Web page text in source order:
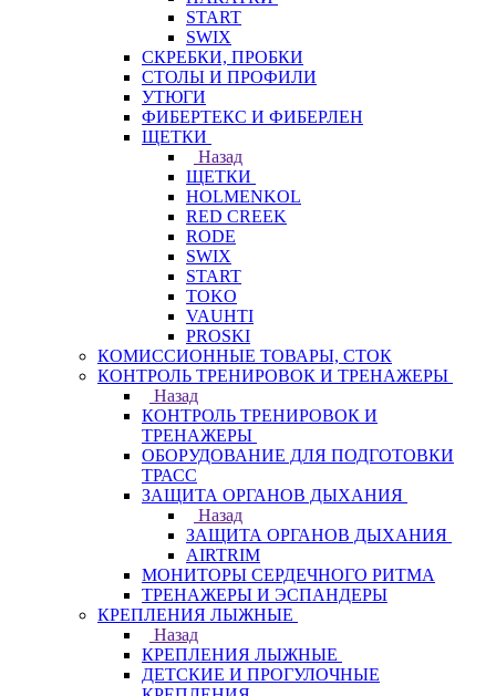
START
SWIX
СКРЕБКИ, ПРОБКИ
СТОЛЫ И ПРОФИЛИ
УТЮГИ
ФИБЕРТЕКС И ФИБЕРЛЕН
ЩЕТКИ
Назад
ЩЕТКИ
HOLMENKOL
RED CREEK
RODE
SWIX
START
TOKO
VAUHTI
PROSKI
КОМИССИОННЫЕ ТОВАРЫ, СТОК
КОНТРОЛЬ ТРЕНИРОВОК И ТРЕНАЖЕРЫ
Назад
КОНТРОЛЬ ТРЕНИРОВОК И
ТРЕНАЖЕРЫ
ОБОРУДОВАНИЕ ДЛЯ ПОДГОТОВКИ
ТРАСС
ЗАЩИТА ОРГАНОВ ДЫХАНИЯ
Назад
ЗАЩИТА ОРГАНОВ ДЫХАНИЯ
AIRTRIM
МОНИТОРЫ СЕРДЕЧНОГО РИТМА
ТРЕНАЖЕРЫ И ЭСПАНДЕРЫ
КРЕПЛЕНИЯ ЛЫЖНЫЕ
Назад
КРЕПЛЕНИЯ ЛЫЖНЫЕ
ДЕТСКИЕ И ПРОГУЛОЧНЫЕ